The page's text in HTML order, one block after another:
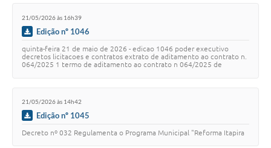
Jornal
Agenda
Diário Oficial
21/05/2026 às 16h39
Edição nº 1046
quinta-feira 21 de maio de 2026 - edicao 1046 poder executivo
decretos licitacoes e contratos extrato de aditamento ao contrato n.
064/2025 1 termo de aditamento ao contrato n 064/2025 de
21/05/2026 às 14h42
Edição nº 1045
Decreto nº 032 Regulamenta o Programa Municipal "Reforma Itapira